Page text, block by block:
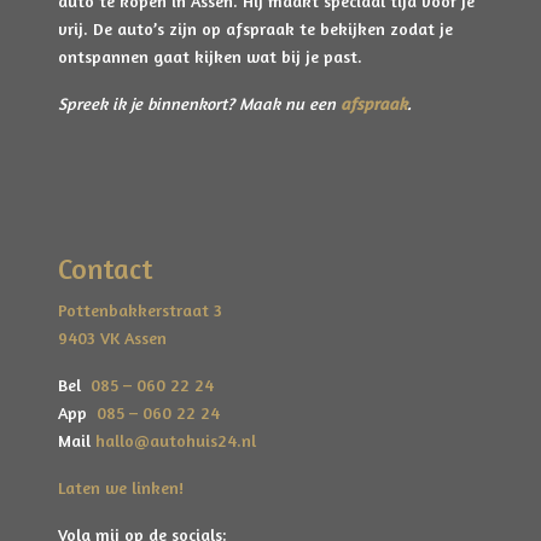
niet vaak meer ziet bij deze bouwjaren.
Het betreft een mooie, originele Saab 900 Classic
met aantoonbare kilometerhistorie en een APK
Enthousiast en
# Bel 085 - 060 22 24
# App 085 - 060 22 24
# Mail hallo@autohuis24.nl
Wij zijn dagelijks bereikbaar van 09.00uur tot
vrij. De auto’s zijn op afspraak te bekijken zodat je
ontspannen gaat kijken wat bij je past.
Spreek ik je binnenkort? Maak nu een afspraak.
Contact
Pottenbakkerstraat 3
9403 VK Assen
Bel 085 – 060 22 24
App 085 – 060 22 24
Mail hallo@autohuis24.nl
Laten we linken!
Volg mij op de socials: